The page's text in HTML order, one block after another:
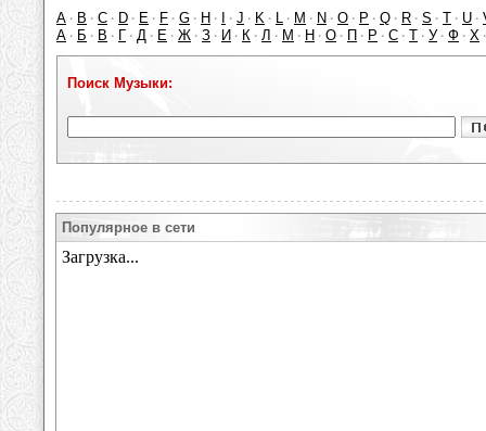
A · B · C · D · E · F · G · H · · J · K · L · M · N · O · P · Q · R · S · T · U ·
А · Б · В · Г · Д · Е · Ж · З · И · К · Л · М · Н · О · П · Р · С · Т · У · Ф · Х
Поиск Музыки:
Популярное в сети